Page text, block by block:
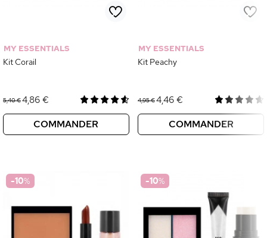
MY ESSENTIALS
Kit Corail
5,40 €4,86 €
COMMANDER
MY ESSENTIALS
Kit Peachy
4,95 €4,46 €
COMMANDER
-10% -10%